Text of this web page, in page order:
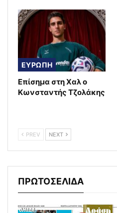
ΕΥΡΩΠΗ
Επίσημα στη Χαλ ο
Κωνσταντής Τζολάκης
PREV NEXT
ΠΡΩΤΟΣΕΛΙΔΑ